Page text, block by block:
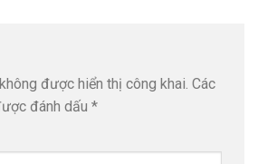
được hiển thị công khai. Các
đánh dấu *